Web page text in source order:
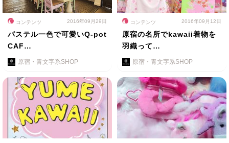
コンテンツ 2016年09月29日
パステル一色で可愛いQ-pot
CAF…
原宿・青文字系SHOP
コンテンツ 2016年09月12日
原宿の名所でkawaii着物を
羽織って…
原宿・青文字系SHOP